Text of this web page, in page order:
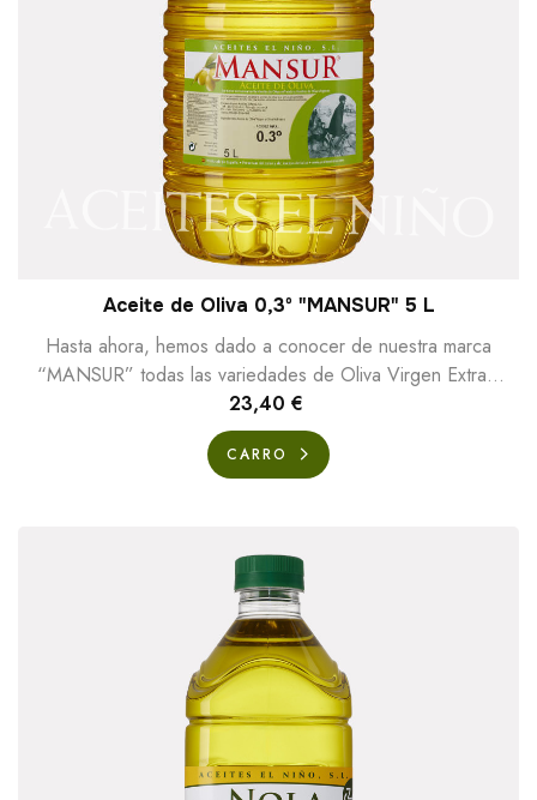
Aceite de Oliva 0,3º "MANSUR" 5 L
Hasta ahora, hemos dado a conocer de nuestra marca
“MANSUR” todas las variedades de Oliva Virgen Extra y
Oliva Virgen, pero dentro de esta misma...
23,40 €
CARRO